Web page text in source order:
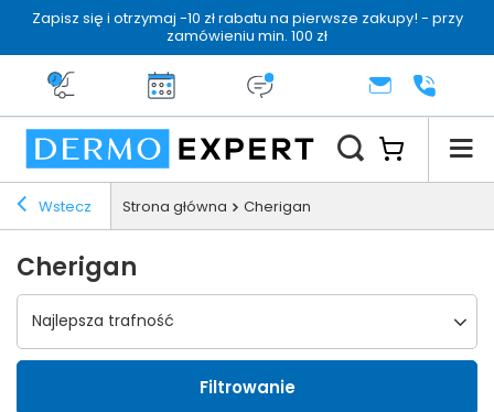
Zapisz się i otrzymaj -10 zł rabatu na pierwsze zakupy! - przy
zamówieniu min. 100 zł
Darmowa dostawa od 199 zł
14 dni na zwrotDermo konsultacjaKONTAKT+48 222
Wstecz Strona główna Cherigan
Cherigan
Wybierz sortowanie
Najlepsza trafność
Filtrowanie